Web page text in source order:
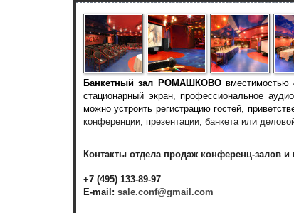
Банкетный зал РОМАШКОВОвместимостью
стационарный экран, профессиональное
можно устроить регистрацию гостей,
конференции, презентации, банкета или
Контакты отдела продаж конференц-залов
+7 (495) 133-89-97
E-mail: sale.conf@gmail.com